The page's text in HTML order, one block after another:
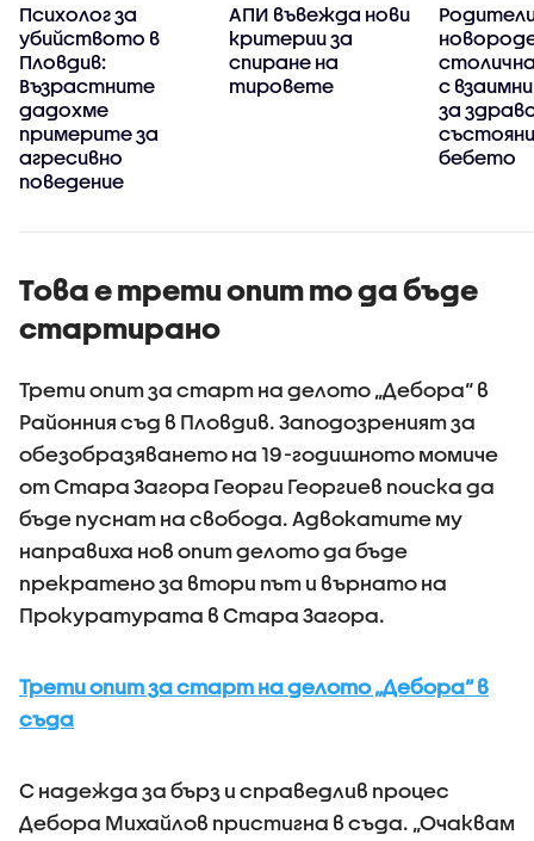
Психолог за
убийството в
Пловдив:
Възрастните
дадохме
примерите за
агресивно
поведение
АПИ въвежда нови
критерии за
спиране на
тировете
с
за
бебето
Това е трети опит то да бъде
стартирано
Трети опит за старт на делото „Дебора“ в
Районния съд в Пловдив. Заподозреният за
обезобразяването на 19-годишното момиче
от Стара Загора Георги Георгиев поиска да
бъде пуснат на свобода. Адвокатите му
направиха нов опит делото да бъде
прекратено за втори път и върнато на
Прокуратурата в Стара Загора.
Трети опит за старт на делото „Дебора“ в
съда
С надежда за бърз и справедлив процес
Дебора Михайлов пристигна в съда. „Очаквам